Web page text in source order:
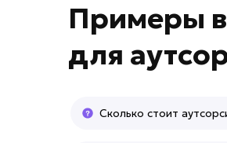
Примеры
для
Сколько стоит